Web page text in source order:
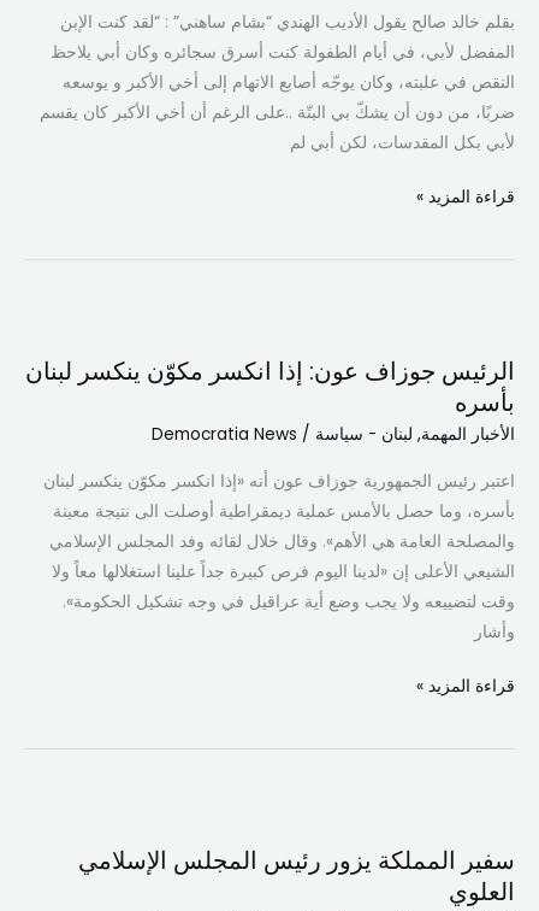
بقلم خالد صالح يقول الأديب الهندي “بشام ساهني” : “لقد كنت الإبن
المفضل لأبي، في أيام الطفولة كنت أسرق سجائره وكان أبي يلاحظ
النقص في علبته، وكان يوجّه أصابع الاتهام إلى أخي الأكبر و يوسعه
ضربًا، من دون أن يشكّ بي البتّة ..على الرغم أن أخي الأكبر كان يقسم
لأبي بكل المقدسات، لكن أبي لم
تقيدوه
دعوه
يعمل
قراءة المزيد »
الرئيس جوزاف عون: إذا انكسر مكوّن ينكسر لبنان
بأسره
الأخبار المهمة, لبنان - سياسة /
Democratia News
اعتبر رئيس الجمهورية جوزاف عون أنه «إذا انكسر مكوّن ينكسر لبنان
بأسره، وما حصل بالأمس عملية ديمقراطية أوصلت الى نتيجة معينة
والمصلحة العامة هي الأهم». وقال خلال لقائه وفد المجلس الإسلامي
الشيعي الأعلى إن «لدينا اليوم فرص كبيرة جداً علينا استغلالها معاً ولا
وقت لتضييعه ولا يجب وضع أية عراقيل في وجه تشكيل الحكومة».
وأشار
عون:
إذا
انكسر
ينكسر
لبنان
بأسره
قراءة المزيد »
سفير المملكة يزور رئيس المجلس الإسلامي
العلوي
يزور
رئيس